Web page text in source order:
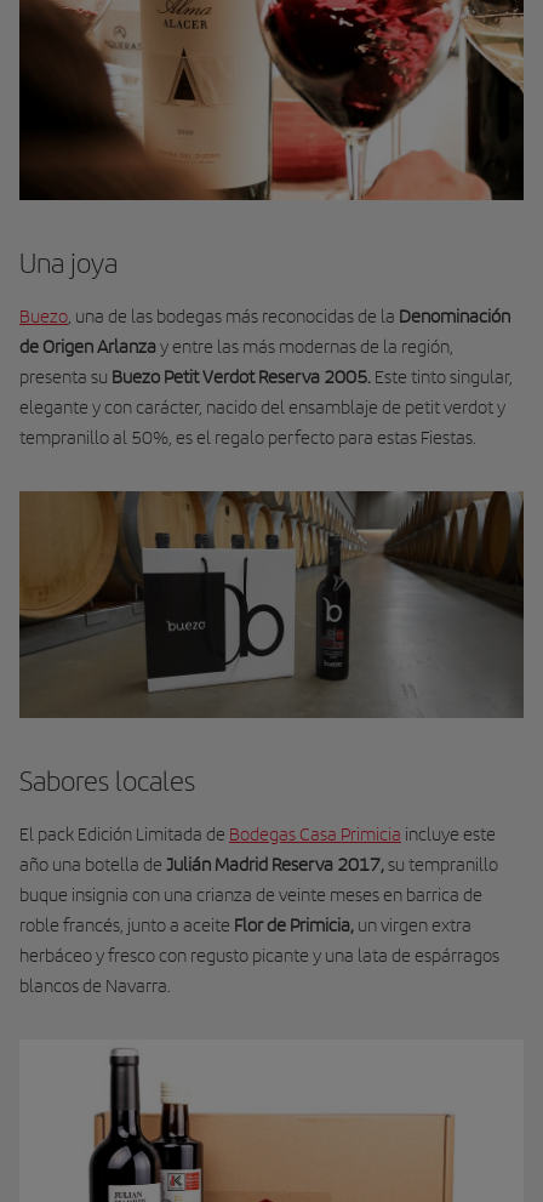
Una joya
Buezo, una de las bodegas más reconocidas de la Denominación
de Origen Arlanzay entre las más modernas de la región,
presenta su Buezo Petit Verdot Reserva 2005. Este tinto singular,
elegante y con carácter, nacido del ensamblaje de petit verdot y
tempranillo al 50%, es el regalo perfecto para estas Fiestas.
Sabores locales
El pack Edición Limitada de Bodegas Casa Primicia incluye este
año una botella de Julián Madrid Reserva 2017,su tempranillo
buque insignia con una crianza de veinte meses en barrica de
roble francés, junto a aceite Flor de Primicia, un virgen extra
herbáceo y fresco con regusto picante y una lata de espárragos
blancos de Navarra.